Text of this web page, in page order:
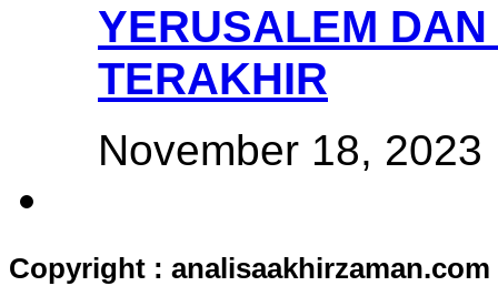
YERUSALEM
TERAKHIR
November 18, 2023
Copyright : analisaakhirzaman.com